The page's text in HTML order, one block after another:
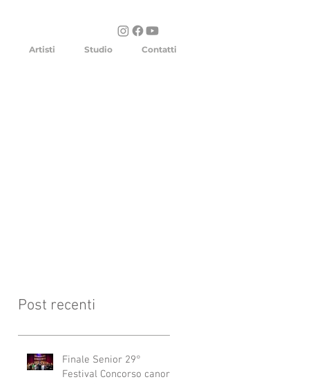
Artisti Studio Contatti
Post recenti
Finale Senior 29°
Festival Concorso canoro